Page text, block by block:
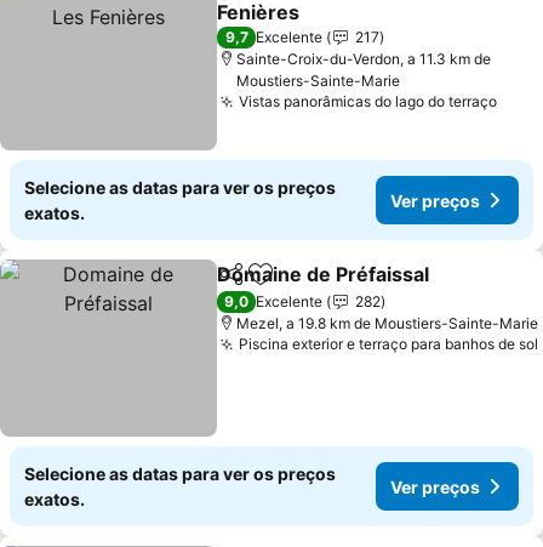
Fenières
9,7 Excelente
217
Sainte-Croix-du-Verdon, a 11.3 km de
Moustiers-Sainte-Marie
Vistas panorâmicas do lago do terraço
Selecione as datas para ver os preços
exatos.
Ver preços
PartilharAdicionar aos favoritos
Domaine de Préfaissal
9,0 Excelente
282
Mezel, a 19.8 km de Moustiers-Sainte-Marie
Piscina exterior e terraço para banhos de sol
Selecione as datas para ver os preços
exatos.
Ver preços